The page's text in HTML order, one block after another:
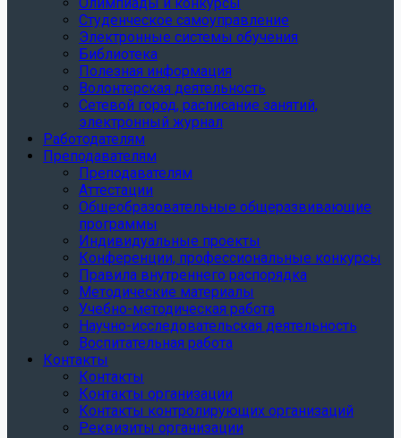
Студенческое самоуправление
Электронные системы обучения
Библиотека
Полезная информация
Волонтерская деятельность
Сетевой город, расписание занятий,
электронный журнал
Работодателям
Преподавателям
Преподавателям
Аттестации
Общеобразовательные общеразвивающие
программы
Индивидуальные проекты
Конференции, профессиональные конкурсы
Правила внутреннего распорядка
Методические материалы
Учебно-методическая работа
Научно-исследовательская деятельность
Воспитательная работа
Контакты
Контакты
Контакты организации
Контакты контролирующих организаций
Реквизиты организации